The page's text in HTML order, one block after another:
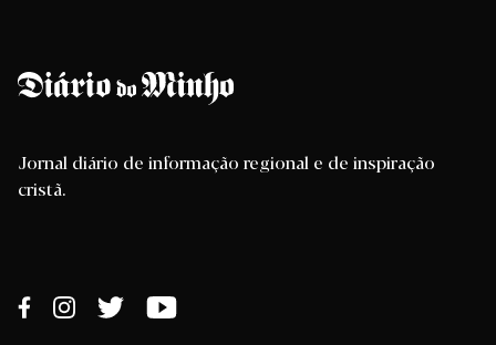
Jornal diário de informação regional e de inspiração
cristã.